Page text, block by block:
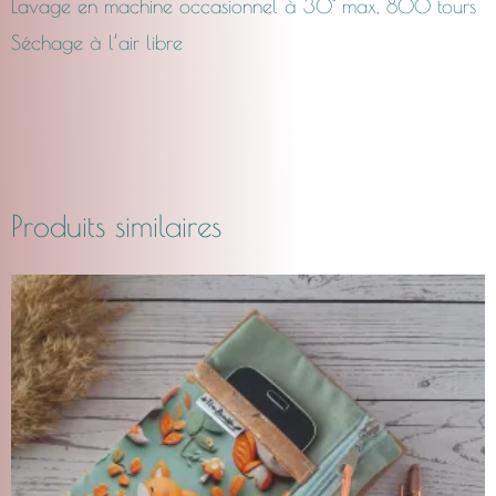
Lavage en machine occasionnel à 30° max, 800 tours
Séchage à l’air libre
Produits similaires
de
prix :
CHF24.00
à
CHF29.00
Ce
produit
a
plusieurs
variations.
Les